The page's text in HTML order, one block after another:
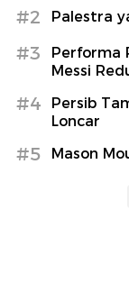
#2 Palestra
#3
Performa
Messi
#4
Persib
Loncar
#5 Mason